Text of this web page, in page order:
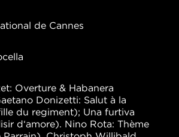
de Cannes
Overture & Habanera
Donizetti: Salut à la
du regiment); Una furtiva
d‘amore). Nino Rota: Thème